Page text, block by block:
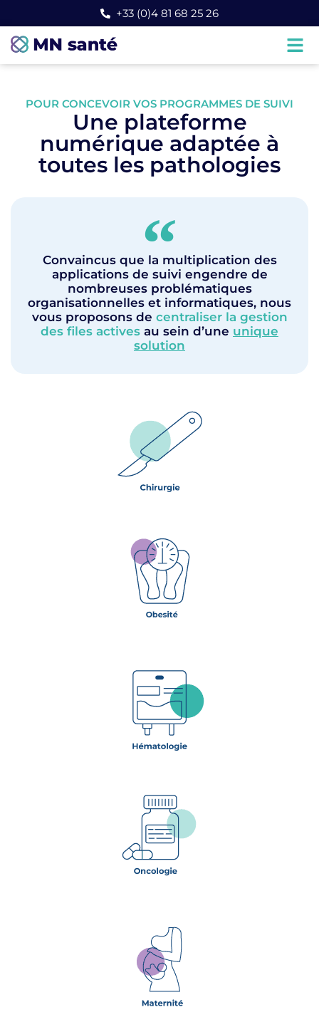
+33 (0)4 81 68 25 26
POUR CONCEVOIR VOS PROGRAMMES DE SUIVI
Une plateforme
numérique adaptée à
toutes les pathologies
Convaincus que la multiplication des
applications de suivi engendre de
nombreuses problématiques
organisationnelles et informatiques, nous
vous proposons de centraliser la gestion
des files actives au sein d’une unique
solution